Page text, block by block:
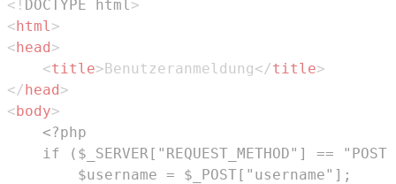
<! DOCTYPE html>
<html>
<head>
<title>Benutzeranmeldung</title>
</head>
<body>